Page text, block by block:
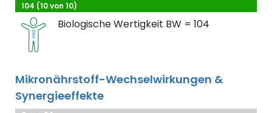
104 (10 von 10)
Biologische Wertigkeit BW = 104
Mikronährstoff-Wechselwirkungen &
Synergieeffekte